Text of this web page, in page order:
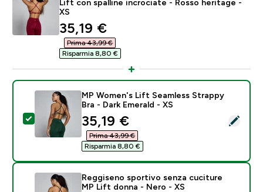
Lift con spalline incrociate - Rosso heritage -
XS
discounted price
35,19 €‎
Prima 43,99 €‎
Risparmia 8,80 €‎
Seleziona questo prodotto - MP Women's Lift
MP Women's Lift Seamless Strappy
Bra - Dark Emerald - XS
discounted price
35,19 €‎
Prima 43,99 €‎
Risparmia 8,80 €‎
Reggiseno sportivo senza cuciture
MP Lift donna - Nero - XS